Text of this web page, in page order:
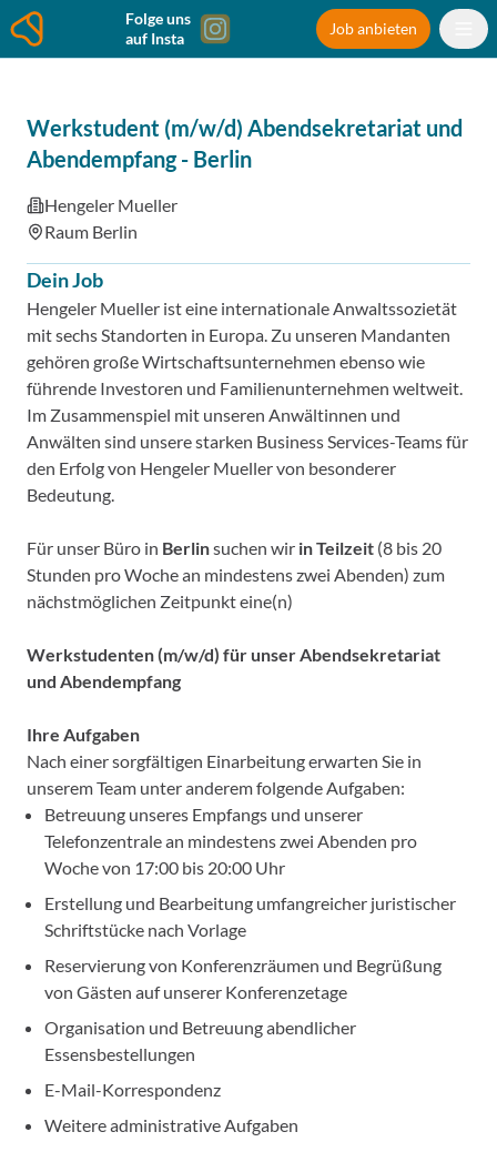
Folge uns
auf Insta
Job anbieten
Werkstudent (m/w/d) Abendsekretariat und
Abendempfang- Berlin
Hengeler Mueller
Raum Berlin
Dein Job
Hengeler Mueller ist eine internationale Anwaltssozietät
mit sechs Standorten in Europa. Zu unseren Mandanten
gehören große Wirtschaftsunternehmen ebenso wie
führende Investoren und Familienunternehmen weltweit.
Im Zusammenspiel mit unseren Anwältinnen und
Anwälten sind unsere starken Business Services-Teams für
den Erfolg von Hengeler Mueller von besonderer
Bedeutung.
Für unser Büro in Berlinsuchen wir in Teilzeit (8 bis 20
Stunden pro Woche an mindestens zwei Abenden) zum
nächstmöglichen Zeitpunkt eine(n)
Werkstudenten (m/w/d) für unser Abendsekretariat
und Abendempfang
Ihre Aufgaben
Nach einer sorgfältigen Einarbeitung erwarten Sie in
unserem Team unter anderem folgende Aufgaben:
Betreuung unseres Empfangs und unserer
Telefonzentrale an mindestens zwei Abenden pro
Woche von 17:00 bis 20:00 Uhr
Erstellung und Bearbeitung umfangreicher juristischer
Schriftstücke nach Vorlage
Reservierung von Konferenzräumen und Begrüßung
von Gästen auf unserer Konferenzetage
Organisation und Betreuung abendlicher
Essensbestellungen
E-Mail-Korrespondenz
Weitere administrative Aufgaben